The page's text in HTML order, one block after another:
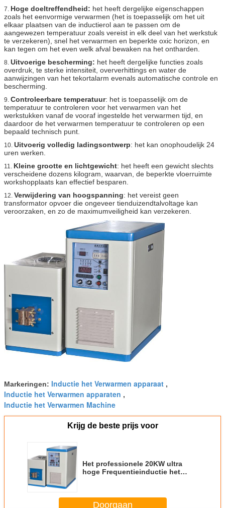
7. Hoge doeltreffendheid: het heeft dergelijke eigenschappen
zoals het eenvormige verwarmen (het is toepasselijk om het uit
elkaar plaatsen van de inductierol aan te passen om de
aangewezen temperatuur zoals vereist in elk deel van het werkstuk
te verzekeren), snel het verwarmen en beperkte oxic horizon, en
kan tegen om het even welk afval bewaken na het ontharden.
8. Uitvoerige bescherming: het heeft dergelijke functies zoals
overdruk, te sterke intensiteit, oververhittings en water de
aanwijzingen van het tekortalarm evenals automatische controle en
bescherming.
9. Controleerbare temperatuur: het is toepasselijk om de
temperatuur te controleren voor het verwarmen van het
werkstukken vanaf de vooraf ingestelde het verwarmen tijd, en
daardoor de het verwarmen temperatuur te controleren op een
bepaald technisch punt.
10. Uitvoerig volledig ladingsontwerp: het kan onophoudelijk 24
uren werken.
11. Kleine grootte en lichtgewicht: het heeft een gewicht slechts
verscheidene dozens kilogram, waarvan, de beperkte vloerruimte
workshopplaats kan effectief besparen.
12. Verwijdering van hoogspanning: het vereist geen
transformator opvoer die ongeveer tienduizendtalvoltage kan
veroorzaken, en zo de maximumveiligheid kan verzekeren.
Markeringen: Inductie het Verwarmen apparaat ,
Inductie het Verwarmen apparaten ,
Inductie het Verwarmen Machine
Krijg de beste prijs voor
Het professionele 20KW ultra
hoge Frequentieinductie het
Doorgaan